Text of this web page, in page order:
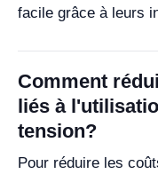
facile grâce à leurs
Comment
liés à
tension?
Pour réduire les